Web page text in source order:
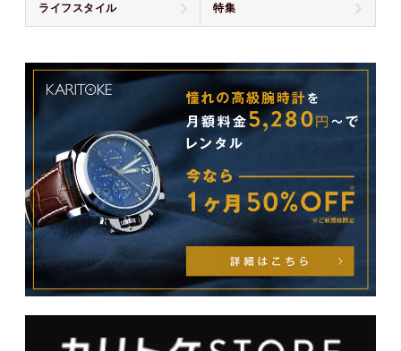
ライフスタイル 特集